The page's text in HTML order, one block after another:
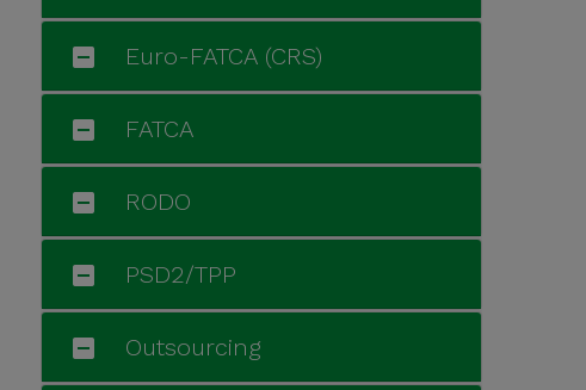
Euro-FATCA (CRS)
FATCA
RODO
PSD2/TPP
Outsourcing